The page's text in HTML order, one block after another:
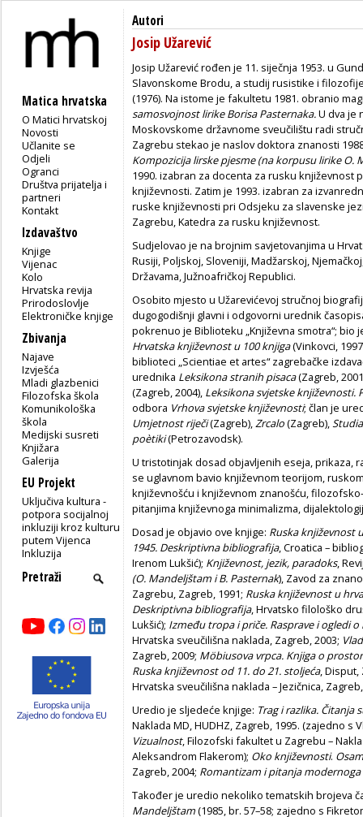
Matica hrvatska
O Matici hrvatskoj
Novosti
Učlanite se
Odjeli
Ogranci
Društva prijatelja i
partneri
Kontakt
Izdavaštvo
Knjige
Vijenac
Kolo
Hrvatska revija
Prirodoslovlje
Elektroničke knjige
Zbivanja
Najave
Izvješća
Mladi glazbenici
Filozofska škola
Komunikološka
škola
Medijski susreti
Knjižara
Galerija
EU Projekt
Uključiva kultura -
potpora socijalnoj
inkluziji kroz kulturu
putem Vijenca
Inkluzija
Autori
Josip Užarević
Josip Užarević rođen je 11. siječnja 1953. u
Slavonskome Brodu, a studij rusistike i
(1976). Na istome je fakultetu 1981. obranio
samosvojnost lirike Borisa Pasternaka.U dva je
Moskovskome držav­nome sveučilištu radi
Zagrebu stekao je naslov doktora znanosti
Kompozicija lirske pjesme (na korpusu lirike O.
1990. izabran za docenta za rusku književnost
književnosti. Zatim je 1993. izabran za
ruske književnosti pri Odsjeku za slavenske
Zagrebu, Katedra za rusku književnost.
Sudjelovao je na brojnim savjetovanjima u
Rusiji, Poljskoj, Sloveniji, Madžarskoj,
Državama, Južnoafričkoj Repu­blici.
Osobito mjesto u Užarevićevoj stručnoj
dugogodišnji glavni i odgovorni urednik
pokrenuo je Biblioteku „Književna smotra“;
Hrvatska knji­ževnost u 100 knjiga(Vinkovci,
biblioteci „Scientiae et artes“ zagrebačke
urednika Leksikona stranih pisaca(Zagreb,
(Zagreb, 2004), Leksikona svjetske knji­ževnosti.
odbora Vrhova svjet­ske književnosti; član je
Umjetnost riječi(Zagreb),Zrcalo(Zagreb),
poètiki(Petrozavodsk).
U tristotinjak dosad objavljenih eseja, prikaza,
se uglavnom bavio književnom teorijom,
književnošću i književnom znanošću,
pitanjima književnoga minimalizma,
Dosad je objavio ove knjige: Ruska književnost
1945. Deskriptivna bibliografija, Croatica –
Irenom Lukšić); Književnost, jezik, paradoks,
(O. Mandelj­štam i B. Pasternak), Zavod za
Zagrebu, Zagreb, 1991; Ruska književnost u
Deskriptivna bibliografija, Hrvatsko filološko
Lukšić); Između tropa i priče. Rasprave i ogledi
Hrvatska sveučilišna naklada, Zagreb, 2003;
Zagreb, 2009; Möbiusova vrpca. Knjiga o
Ruska književnost od 11. do 21. stoljeća, Disput,
Hrvatska sveučilišna nakla­da – Jezičnica,
Uredio je sljedeće knjige: Trag i razlika. Čitanja
Naklada MD, HUDHZ, Zagreb, 1995. (zajedno s
Vizualnost, Filozofski fakultet u Zagre­bu –
Aleksandrom Flakerom); Oko književnosti.
Za­greb, 2004; Romantizam i pitanja
Također je uredio nekoliko tematskih brojeva
Mandeljštam(1985, br. 57–58; zajedno s